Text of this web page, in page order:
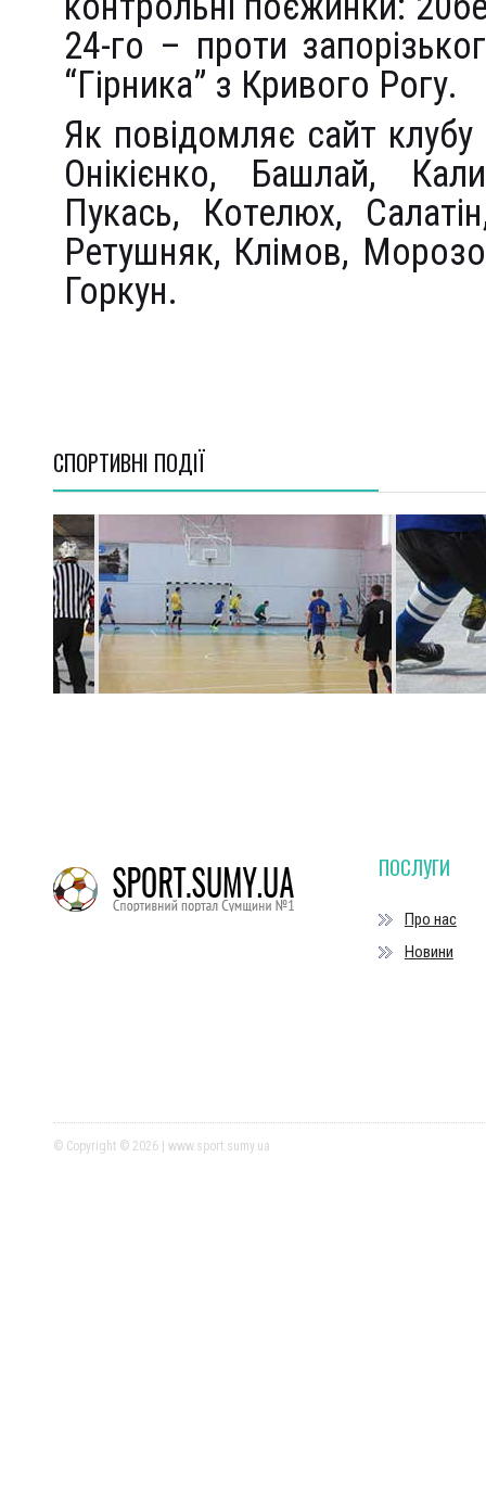
24-го – проти
“Гірника” з Кривого Рогу.
Як повідомляє сайт
Онікієнко, Башлай,
Пукась, Котелюх,
Ретушняк, Клімов,
Горкун.
СПОРТИВНI ПОДІЇ
ПОСЛУГИ
Про нас
Новини
© Copyright © 2026 | www.sport.sumy.ua